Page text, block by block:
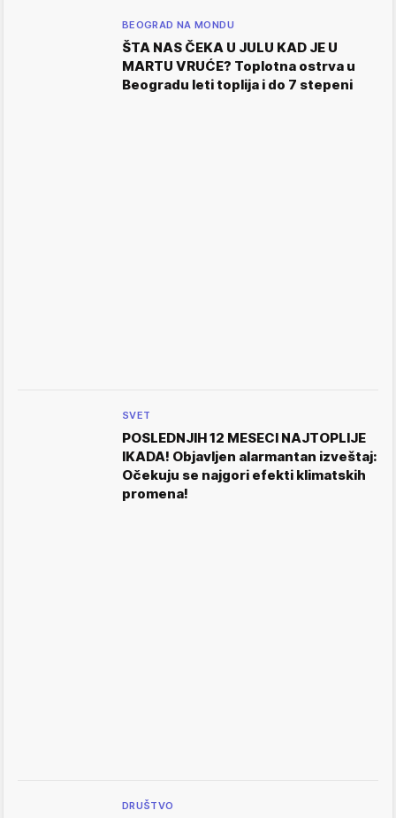
BEOGRAD NA MONDU
ŠTA NAS ČEKA U JULU KAD JE U
MARTU VRUĆE? Toplotna ostrva u
Beogradu leti toplija i do 7 stepeni
SVET
POSLEDNJIH 12 MESECI NAJTOPLIJE
IKADA! Objavljen alarmantan izveštaj:
Očekuju se najgori efekti klimatskih
promena!
DRUŠTVO